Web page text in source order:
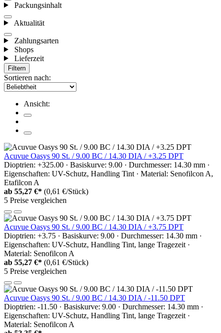
Packungsinhalt
Aktualität
Zahlungsarten
Shops
Lieferzeit
Filtern
Sortieren nach:
Ansicht:
Acuvue Oasys 90 St. / 9.00 BC / 14.30 DIA / +3.25 DPT
Dioptrien: +325.00 · Basiskurve: 9.00 · Durchmesser: 14.30 mm ·
Eigenschaften: UV-Schutz, Handling Tint · Material: Senofilcon A,
Etafilcon A
ab 55,27 €* (0,61 €/Stück)
5 Preise vergleichen
Acuvue Oasys 90 St. / 9.00 BC / 14.30 DIA / +3.75 DPT
Dioptrien: +3.75 · Basiskurve: 9.00 · Durchmesser: 14.30 mm ·
Eigenschaften: UV-Schutz, Handling Tint, lange Tragezeit ·
Material: Senofilcon A
ab 55,27 €* (0,61 €/Stück)
5 Preise vergleichen
Acuvue Oasys 90 St. / 9.00 BC / 14.30 DIA / -11.50 DPT
Dioptrien: -11.50 · Basiskurve: 9.00 · Durchmesser: 14.30 mm ·
Eigenschaften: UV-Schutz, Handling Tint, lange Tragezeit ·
Material: Senofilcon A